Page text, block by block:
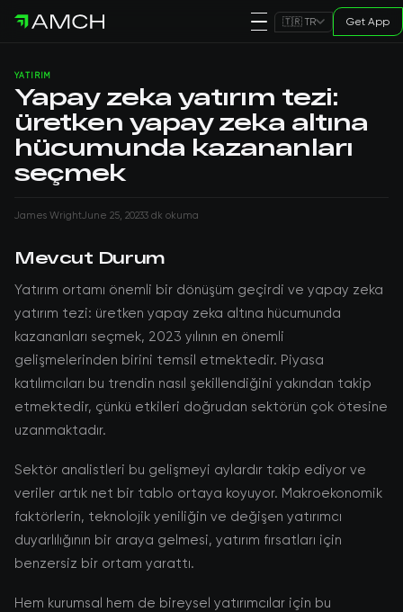
🇹🇷 TR Get App
YATIRIM
Yapay zeka yatırım tezi:
üretken yapay zeka altına
hücumunda kazananları
seçmek
James WrightJune 25, 20233 dk okuma
Mevcut Durum
Yatırım ortamı önemli bir dönüşüm geçirdi ve yapay zeka
yatırım tezi: üretken yapay zeka altına hücumunda
kazananları seçmek, 2023 yılının en önemli
gelişmelerinden birini temsil etmektedir. Piyasa
katılımcıları bu trendin nasıl şekillendiğini yakından takip
etmektedir, çünkü etkileri doğrudan sektörün çok ötesine
uzanmaktadır.
Sektör analistleri bu gelişmeyi aylardır takip ediyor ve
veriler artık net bir tablo ortaya koyuyor. Makroekonomik
faktörlerin, teknolojik yeniliğin ve değişen yatırımcı
duyarlılığının bir araya gelmesi, yatırım fırsatları için
benzersiz bir ortam yarattı.
Hem kurumsal hem de bireysel yatırımcılar için bu